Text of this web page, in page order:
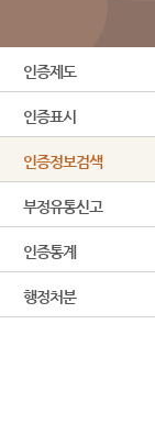
인증제도
인증표시
인증정보검색
부정유통신고
인증통계
행정처분